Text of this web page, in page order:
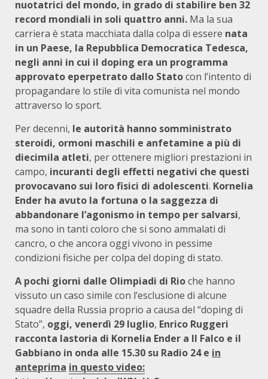
nuotatrici del mondo, in grado di stabilire ben 32
record mondiali in soli quattro anni. Ma la sua
carriera è stata macchiata dalla colpa di essere nata
in un Paese, la Repubblica Democratica Tedesca,
negli anni in cui il doping era un programma
approvato eperpetrato dallo Statocon l’intento di
propagandare lo stile di vita comunista nel mondo
attraverso lo sport.
Per decenni, le autorità hanno somministrato
steroidi, ormoni maschili e anfetamine a più di
diecimila atleti, per ottenere migliori prestazioni in
campo, incuranti degli effetti negativi che questi
provocavano sui loro fisici di adolescenti. Kornelia
Ender ha avuto la fortuna o la saggezza di
abbandonare l’agonismo in tempo per salvarsi,
ma sono in tanti coloro che si sono ammalati di
cancro, o che ancora oggi vivono in pessime
condizioni fisiche per colpa del doping di stato.
A pochi giorni dalle Olimpiadi di Rioche hanno
vissuto un caso simile con l’esclusione di alcune
squadre della Russia proprio a causa del “doping di
Stato”, oggi, venerdì 29 luglio, Enrico Ruggeri
racconta lastoria di Kornelia Ender a Il Falco e il
Gabbiano in onda alle 15.30 su Radio 24 e in
anteprima in questo video: